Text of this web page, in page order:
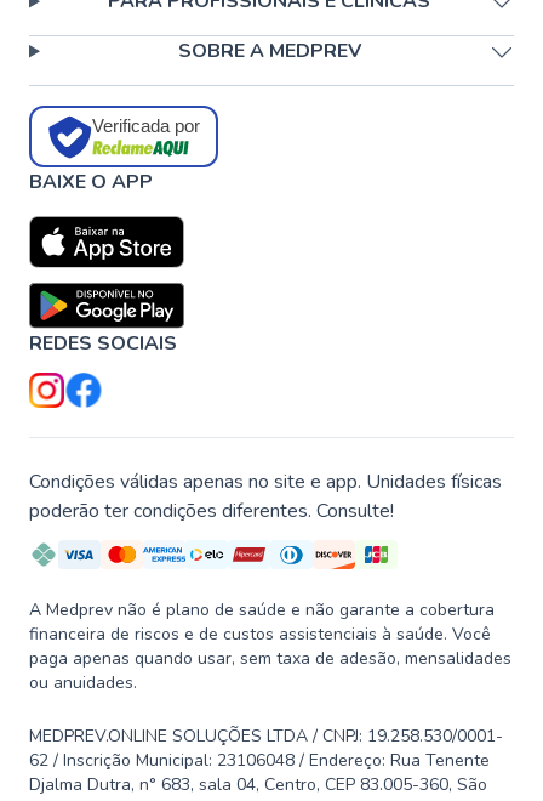
SOBRE A MEDPREV
Verificada por
BAIXE O APP
REDES SOCIAIS
Condições válidas apenas no site e app. Unidades físicas
poderão ter condições diferentes. Consulte!
A Medprev não é plano de saúde e não garante a cobertura
financeira de riscos e de custos assistenciais à saúde. Você
paga apenas quando usar, sem taxa de adesão, mensalidades
ou anuidades.
MEDPREV.ONLINE SOLUÇÕES LTDA / CNPJ: 19.258.530/0001-
62 / Inscrição Municipal: 23106048 / Endereço: Rua Tenente
Djalma Dutra, n° 683, sala 04, Centro, CEP 83.005-360, São